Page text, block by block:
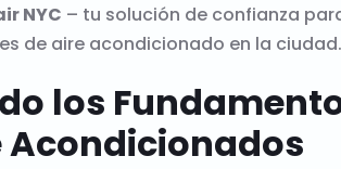
NYC – tu solución de confianza
de aire acondicionado en la ciudad.
los
Acondicionados